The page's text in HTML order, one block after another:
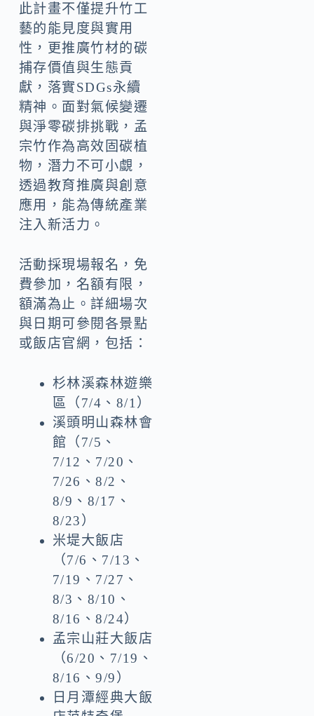
此計畫不僅提升竹工
藝的能見度與實用
性，更推廣竹材的碳
捕存價值與生態貢
獻，落實SDGs永續
精神。面對氣候變遷
與淨零碳排挑戰，孟
宗竹作為高效固碳植
物，潛力不可小覷，
透過教育推廣與創意
應用，能為傳統產業
注入新活力。
活動採現場報名，免
費參加，名額有限，
額滿為止。詳細場次
與日期可參閱各景點
或飯店官網，包括：
杉林溪森林遊樂
區（7/4、8/1）
溪頭明山森林會
館（7/5、
7/12、7/20、
7/26、8/2、
8/9、8/17、
8/23）
米堤大飯店
（7/6、7/13、
7/19、7/27、
8/3、8/10、
8/16、8/24）
孟宗山莊大飯店
（6/20、7/19、
8/16、9/9）
日月潭經典大飯